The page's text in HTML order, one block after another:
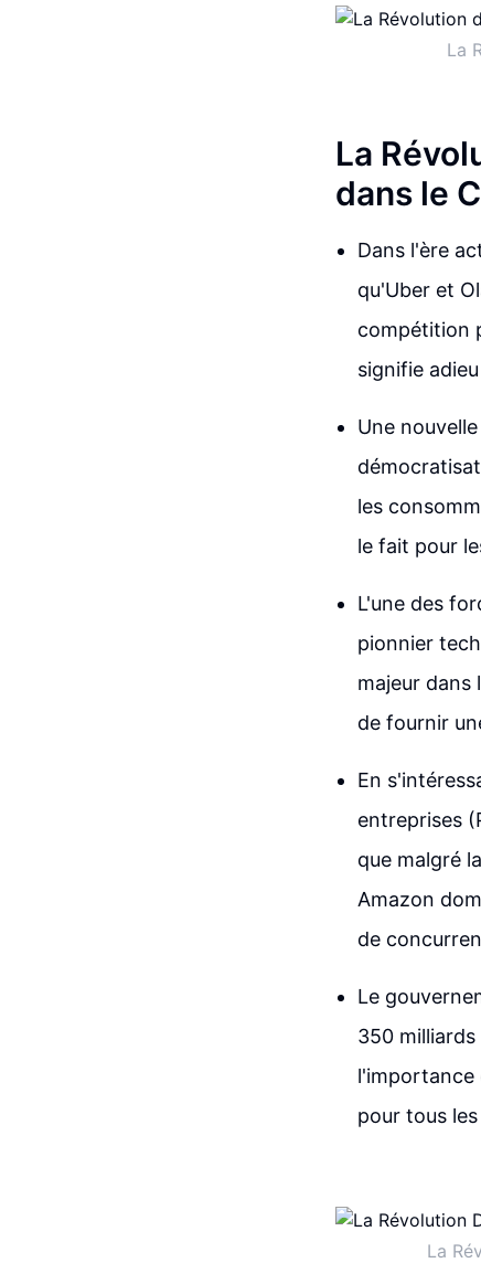
La
La
dans le
Dans l'ère
qu'Uber et
compétition
signifie
Une
les
le fait pour
L'une des
pionnier
majeur dans
de fournir
En
entreprises
que malgré
Amazon
de
Le
350
l'importance
pour tous
La